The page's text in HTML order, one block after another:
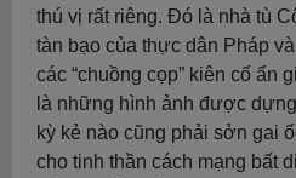
thú vị rất riêng. Đó là nhà tù
tàn bạo của thực dân Pháp
các “chuồng cọp” kiên cố ẩn
là những hình ảnh được
kỳ kẻ nào cũng phải sởn gai
cho tinh thần cách mạng bất